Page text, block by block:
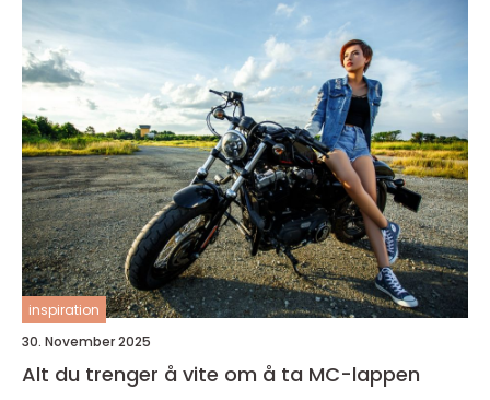
inspiration
30. November 2025
Alt du trenger å vite om å ta MC-lappen